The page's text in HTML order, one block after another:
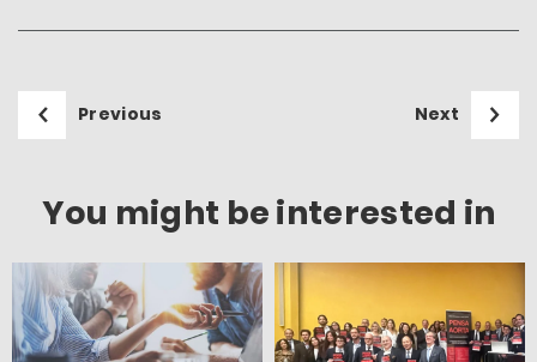
Previous Next
You might be interested in